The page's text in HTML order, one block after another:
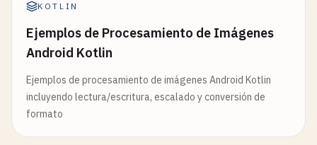
KOTLIN
Ejemplos de Procesamiento de Imágenes
Android Kotlin
Ejemplos de procesamiento de imágenes Android Kotlin
incluyendo lectura/escritura, escalado y conversión de
formato